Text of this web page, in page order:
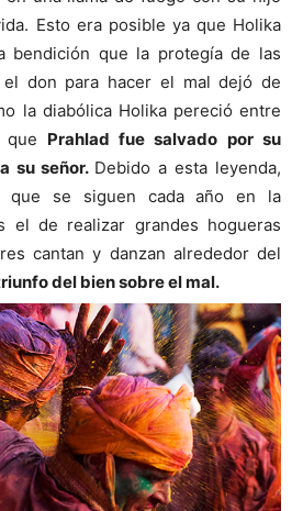
Esto era posible ya que Holika
bendición que la protegía de las
don para hacer el mal dejó de
la diabólicaHolika pereció entre
que Prahlad fue salvado por su
su señor. Debido a esta leyenda,
que se siguen cada año en la
el de realizar grandes hogueras
cantan y danzan alrededor del
del bien sobre el mal.